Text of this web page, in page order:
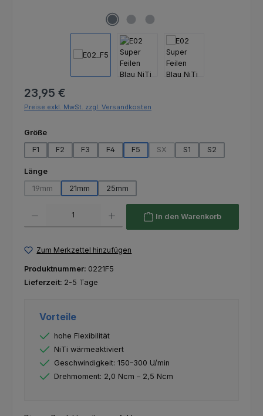
Regulärer Preis:
23,95 €
Preise exkl. MwSt. zzgl. Versandkosten
Größeauswählen
F1
F2 F3 F4 F5 SX
(Diese Option ist zurzeit nicht
S1 S2
Längeauswählen
19mm
(Diese Option ist zurzeit nicht verfügbar.)
21mm 25mm
In den Warenkorb
Zum Merkzettel hinzufügen
Produktnummer: 0221F5
Lieferzeit: 2-5 Tage
Vorteile
hohe Flexibilität
NiTi wärmeaktiviert
Geschwindigkeit: 150–300 U/min
Drehmoment: 2,0 Ncm – 2,5 Ncm